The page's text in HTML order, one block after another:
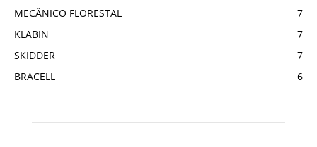
MECÂNICO FLORESTAL
7
KLABIN
7
SKIDDER
7
BRACELL
6